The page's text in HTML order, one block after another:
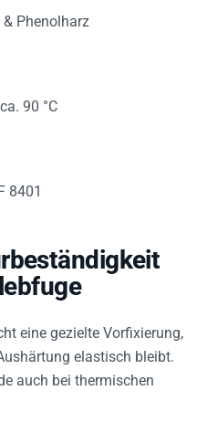
Phenolharz
ca. 90 °C
8401
eine gezielte Vorfixierung,
elastisch bleibt.
auch bei thermischen